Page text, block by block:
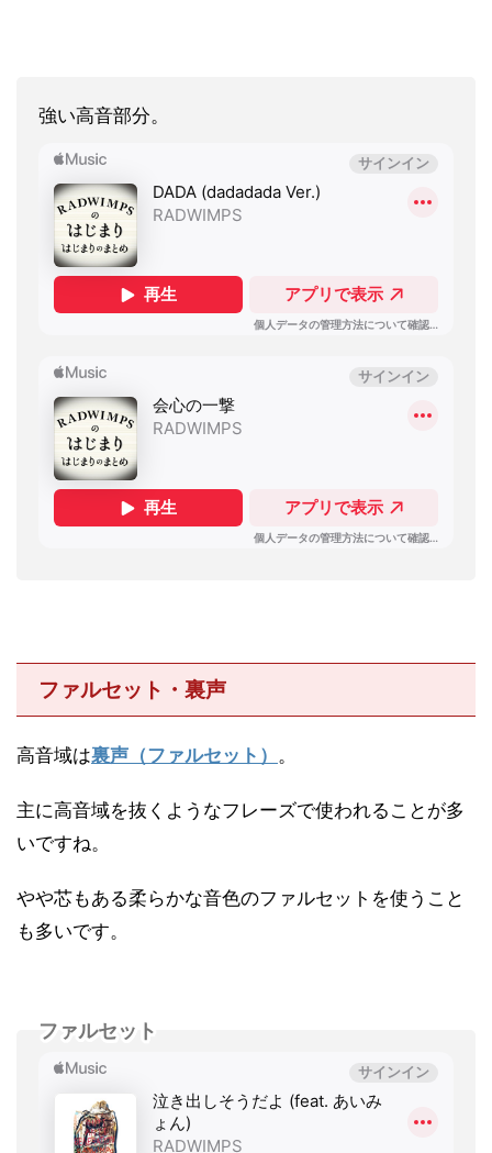
強い高音部分。
ファルセット・裏声
高音域は裏声（ファルセット） 。
主に高音域を抜くようなフレーズで使われることが多
いですね。
やや芯もある柔らかな音色のファルセットを使うこと
も多いです。
ファルセット